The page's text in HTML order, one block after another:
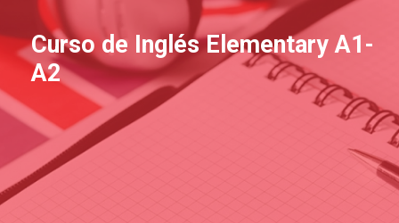
Curso de Inglés Elementary A1-
A2